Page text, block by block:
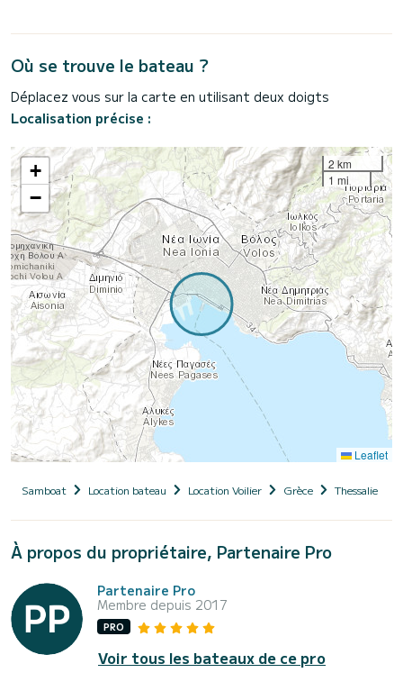
Où se trouve le bateau ?
Déplacez vous sur la carte en utilisant deux doigts
Localisation précise :
+
−
2 km
1 mi
Leaflet
Samboat Location bateau Location Voilier Grèce Thessalie
À propos du propriétaire, Partenaire Pro
Partenaire Pro
Membre depuis 2017
PRO
Voir tous les bateaux de ce pro